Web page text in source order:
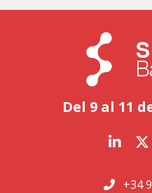
Del 9 al 11
+34